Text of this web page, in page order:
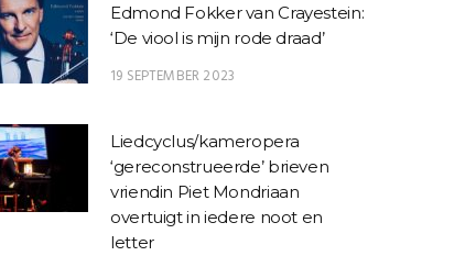
Edmond Fokker van Crayestein:
‘De viool is mijn rode draad’
19 SEPTEMBER 2023
Liedcyclus/kameropera
‘gereconstrueerde’ brieven
vriendin Piet Mondriaan
overtuigt in iedere noot en
letter